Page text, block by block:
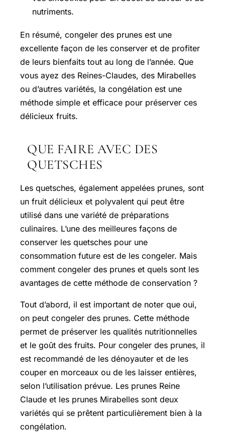
nutriments.
En résumé, congeler des prunes est une
excellente façon de les conserver et de profiter
de leurs bienfaits tout au long de l’année. Que
vous ayez des Reines-Claudes, des Mirabelles
ou d’autres variétés, la congélation est une
méthode simple et efficace pour préserver ces
délicieux fruits.
QUE FAIRE AVEC DES
QUETSCHES
Les quetsches, également appelées prunes, sont
un fruit délicieux et polyvalent qui peut être
utilisé dans une variété de préparations
culinaires. L’une des meilleures façons de
conserver les quetsches pour une
consommation future est de les congeler. Mais
comment congeler des prunes et quels sont les
avantages de cette méthode de conservation ?
Tout d’abord, il est important de noter que oui,
on peut congeler des prunes. Cette méthode
permet de préserver les qualités nutritionnelles
et le goût des fruits. Pour congeler des prunes, il
est recommandé de les dénoyauter et de les
couper en morceaux ou de les laisser entières,
selon l’utilisation prévue. Les prunes Reine
Claude et les prunes Mirabelles sont deux
variétés qui se prêtent particulièrement bien à la
congélation.